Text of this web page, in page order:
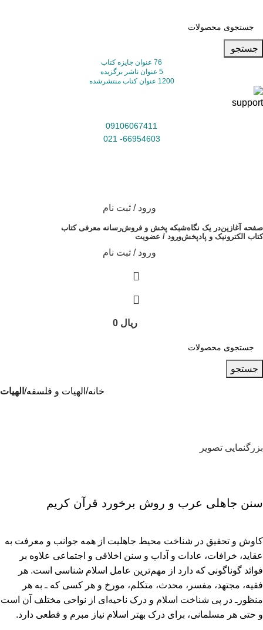
جستجو
76 عنوان جایزه کتاب
5 عنوان ناشر برگزیده
1200 عنوان کتاب منتشرشده
09106067411
66954603- 021
ورود / ثبت نام
صفحه آغازیندر یک نگاهشبکه پخش و فروشرسانه معرفی کتاب
کتاب الکترونیک و پادپخشورود / عضویت
ورود / ثبت نام
ریال 0
جستجو
خانه الهیات و فلسفه الهيات
بزرگنمایی تصویر
سنن جاهلی عرب و روش برخورد قرآن کریم
کاوش و تحقیق در شناخت محیط جاهلیت از همه جوانب و معرفت به
عقاید، خرافات، عادات و آداب و سنن اخلاقی و اجتماعی علاوه بر
فوائد گوناگونی که دارد از مهم‌ترین عامل اسلام شناسی است. هر
فقیه، مجتهد، مفسر، محدث، متکلم، مورخ و هر کسی که ـ به هر
منظورـ در پی شناخت اسلام و درک ناحیه‌ای از نواحی مختلف آن است
و حتی هر مسلمانی، برای درک بهتر اسلام نیاز مبرم و قطعی دارد.